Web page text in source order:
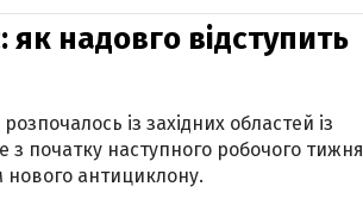
надовго відступить
із західних областей із
початку наступного робочого тижня
нового антициклону.